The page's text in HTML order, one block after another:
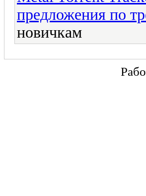
предложения по
новичкам